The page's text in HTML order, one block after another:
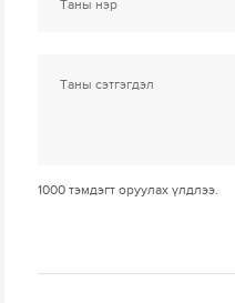
1000 тэмдэгт оруулах үлдлээ.